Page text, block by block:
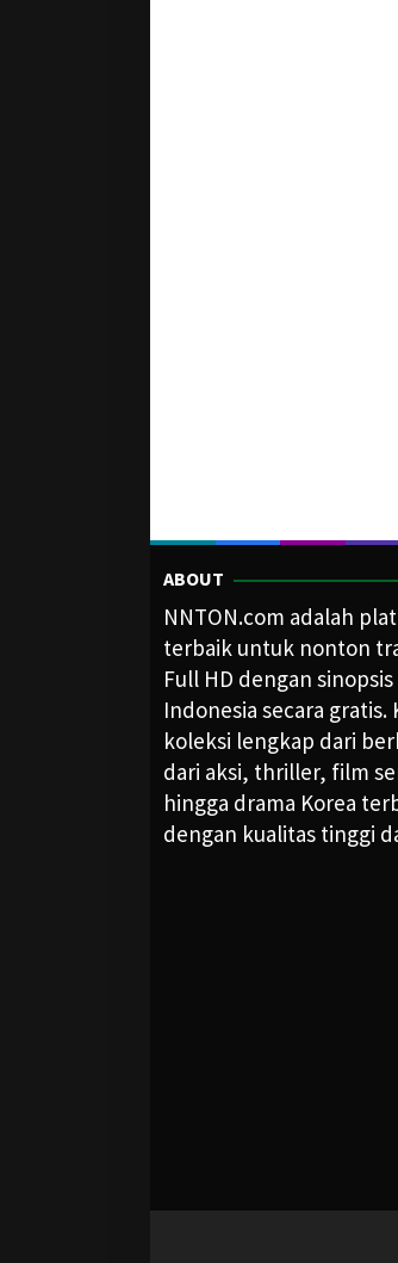
ABOUT
NNTON.com adalah
terbaik untuk nonton
Full HD dengan
Indonesia secara
koleksi lengkap dari
dari aksi, thriller, film
hingga drama Korea
dengan kualitas tinggi